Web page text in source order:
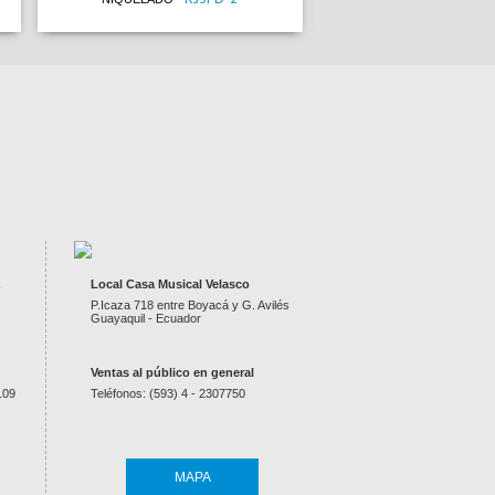
-DELTA15
Local Casa Musical Velasco
P.Icaza 718 entre Boyacá y G. Avilés
Guayaquil - Ecuador
Ventas al público en general
Teléfonos: (593) 4 - 2307750
MAPA